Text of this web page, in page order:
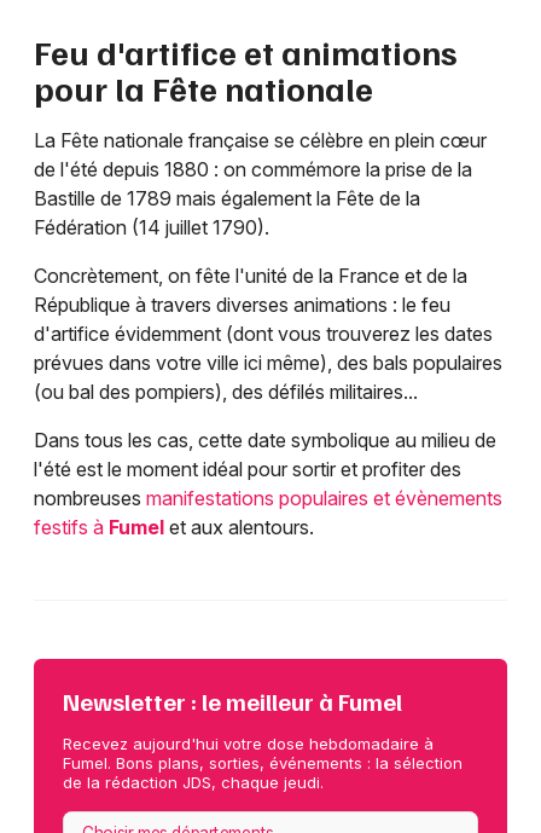
Feu d'artifice et animations
pour la Fête nationale
La Fête nationale française se célèbre en plein cœur
de l'été depuis 1880 : on commémore la prise de la
Bastille de 1789 mais également la Fête de la
Fédération (14 juillet 1790).
Concrètement, on fête l'unité de la France et de la
République à travers diverses animations : le feu
d'artifice évidemment (dont vous trouverez les dates
prévues dans votre ville ici même), des bals populaires
(ou bal des pompiers), des défilés militaires...
Dans tous les cas, cette date symbolique au milieu de
l'été est le moment idéal pour sortir et profiter des
nombreuses manifestations populaires et évènements
festifs à Fumel et aux alentours.
Newsletter : le meilleur à Fumel
Recevez aujourd'hui votre dose hebdomadaire à
Fumel. Bons plans, sorties, événements : la sélection
de la rédaction JDS, chaque jeudi.